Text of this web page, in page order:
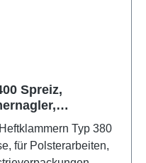
Spreiz,
Typ 380